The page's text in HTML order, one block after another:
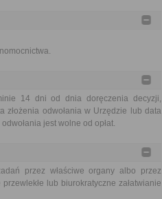
14 dni od dnia doręczenia decyzji,
złożenia odwołania w Urzędzie lub data
jest wolne od opłat.
przez właściwe organy albo przez
lub biurokratyczne załatwianie